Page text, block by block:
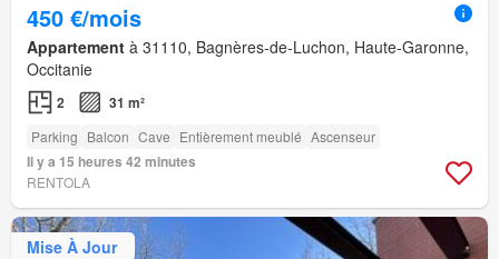
450 €/mois
Appartement à 31110, Bagnères-de-Luchon, Haute-Garonne,
Occitanie
2 31 m²
Parking Balcon Cave Entièrement meublé Ascenseur
Il y a 15 heures 42 minutes
RENTOLA
Mise À Jour